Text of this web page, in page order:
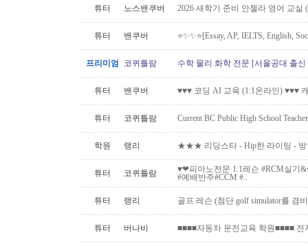
튜터 노스밴쿠버 2026 새학기 준비 안젤라 영어 교실
튜터 밴쿠버 ⭐️✨✨⭐️[Essay, AP, IELTS, English,
프리미엄 코퀴틀람 수학 물리 화학 전문 [서울공대 출
튜터 밴쿠버 ♥♥♥ 코딩 AI 교육 (1:1온라인) ♥♥♥
튜터 코퀴틀람 Current BC Public High School
학원 랭리 ★★★ 리딩스타 - Hip한 라이팅 -
튜터 코퀴틀람
♥️❤피아노전문 1:1레슨 #RCM실기
#예배반주#CCM #..
튜터 랭리 골프 레슨 (첨단 golf simulator를 겸
튜터 버나비 ■■■■자동차 운전교육 학원■■■■ 전